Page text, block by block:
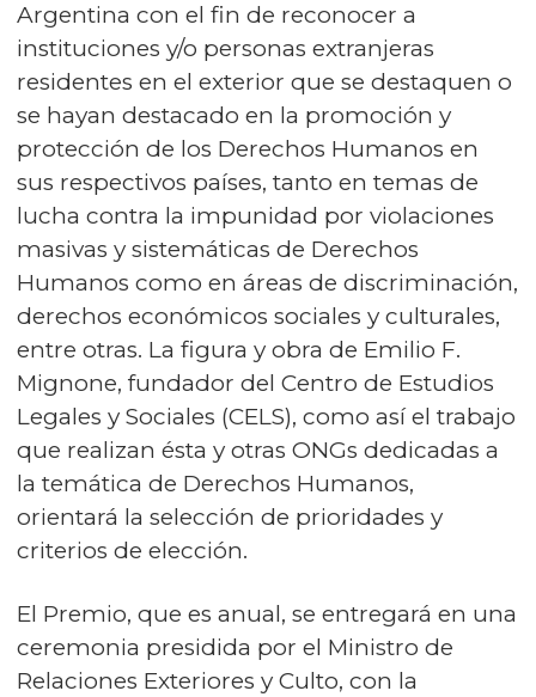
Argentina con el fin de reconocer a
instituciones y/o personas extranjeras
residentes en el exterior que se destaquen o
se hayan destacado en la promoción y
protección de los Derechos Humanos en
sus respectivos países, tanto en temas de
lucha contra la impunidad por violaciones
masivas y sistemáticas de Derechos
Humanos como en áreas de discriminación,
derechos económicos sociales y culturales,
entre otras. La figura y obra de Emilio F.
Mignone, fundador del Centro de Estudios
Legales y Sociales (CELS), como así el trabajo
que realizan ésta y otras ONGs dedicadas a
la temática de Derechos Humanos,
orientará la selección de prioridades y
criterios de elección.
El Premio, que es anual, se entregará en una
ceremonia presidida por el Ministro de
Relaciones Exteriores y Culto, con la